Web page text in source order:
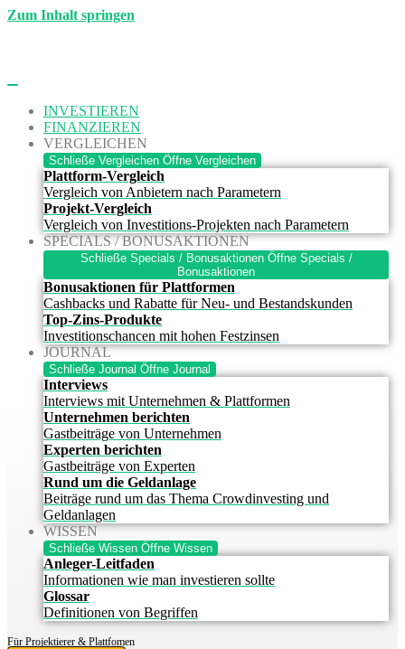
Zum Inhalt springen
INVESTIEREN
FINANZIEREN
VERGLEICHEN
Schließe Vergleichen Öffne Vergleichen
Plattform-Vergleich
Vergleich von Anbietern nach Parametern
Projekt-Vergleich
Vergleich von Investitions-Projekten nach Parametern
SPECIALS / BONUSAKTIONEN
Schließe Specials / Bonusaktionen Öffne Specials /
Bonusaktionen
Bonusaktionen für Plattformen
Cashbacks und Rabatte für Neu- und Bestandskunden
Top-Zins-Produkte
Investitionschancen mit hohen Festzinsen
JOURNAL
Schließe Journal Öffne Journal
Interviews
Interviews mit Unternehmen & Plattformen
Unternehmen berichten
Gastbeiträge von Unternehmen
Experten berichten
Gastbeiträge von Experten
Rund um die Geldanlage
Beiträge rund um das Thema Crowdinvesting und
Geldanlagen
WISSEN
Schließe Wissen Öffne Wissen
Anleger-Leitfaden
Informationen wie man investieren sollte
Glossar
Definitionen von Begriffen
Für Projektierer & Plattfomen